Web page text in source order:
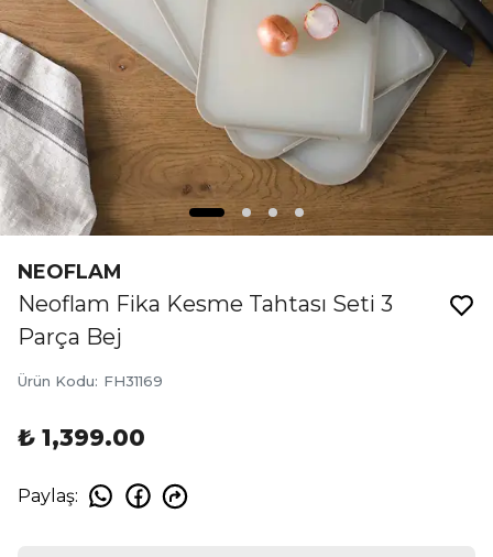
NEOFLAM
Neoflam Fika Kesme Tahtası Seti 3
Parça Bej
Ürün Kodu: FH31169
₺ 1,399.00
Paylaş: